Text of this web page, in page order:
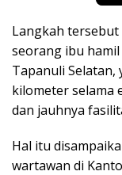
Langkah
seorang ibu hamil
Tapanuli Selatan,
kilometer selama
dan jauhnya
Hal itu
wartawan di